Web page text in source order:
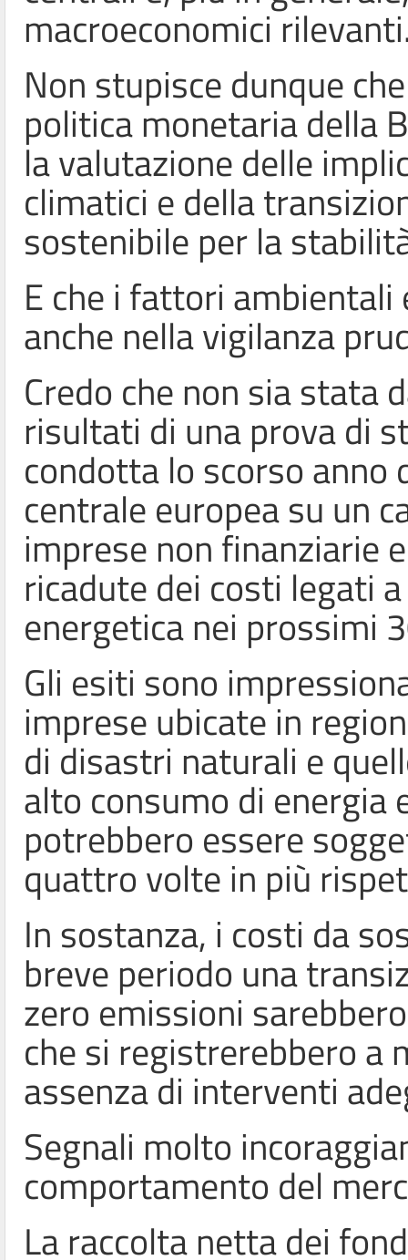
macroeconomici
Non stupisce dunque
politica monetaria della
la valutazione delle
climatici e della
sostenibile per la
E che i fattori
anche nella vigilanza
Credo che non sia stata
risultati di una prova di
condotta lo scorso anno
centrale europea su un
imprese non finanziarie
ricadute dei costi legati
energetica nei prossimi
Gli esiti sono
imprese ubicate in
di disastri naturali e
alto consumo di energia
potrebbero essere
quattro volte in più
In sostanza, i costi da
breve periodo una
zero emissioni
che si registrerebbero a
assenza di interventi
Segnali molto
comportamento del
La raccolta netta dei